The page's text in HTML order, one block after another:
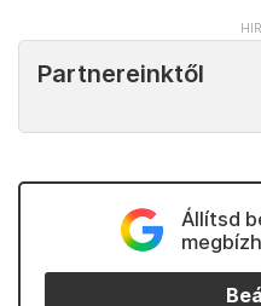
Partnereinktől
Állítsd